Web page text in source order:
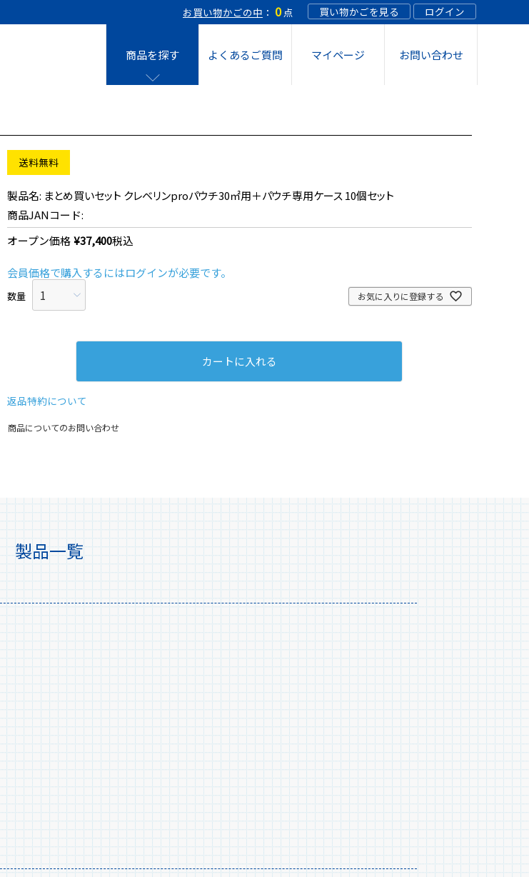
お買い物かごの中 ： 0 点 買い物かごを見る ログイン
商品を探す
クレベリンpro 希釈溶液 10個
個セッ
スティック
クレベリンproスティックケースタイプつめかえ(1箱36本
よくあるご質問 マイページ お問い合わせ
送料無料
まとめ買いセット クレベリンproパウチ30㎡用＋パウチ専用ケース 10個セット
商品JANコード:
オープン価格¥37,400税込
会員価格で購入するにはログインが必要です。
お気に入りに登録する
カートに入れる
返品特約について
商品についてのお問い合わせ
製品一覧